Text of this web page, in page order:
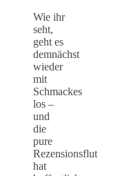
Wie ihr
seht,
geht es
demnächst
wieder
mit
Schmackes
los –
und
die
pure
Rezensionsflut
hat